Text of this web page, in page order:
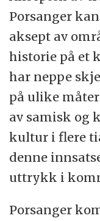
Porsanger
aksept av
historie på et
har neppe
på ulike
av samisk og
kultur i flere
denne
uttrykk i
Porsanger